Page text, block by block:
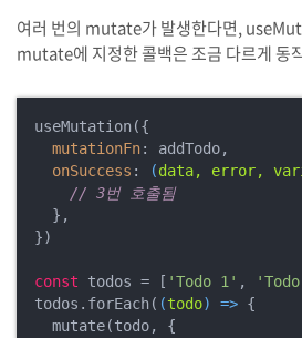
여러 번의 mutate가 발생한다면,
mutate에 지정한 콜백은 조금 다르게 동
useMutation({
mutationFn: addTodo,
onSuccess : (data, error,
// 3번 호출됨
  },
})
const todos = [ 'Todo 1' ,
todos.forEach( (todo) => {
  mutate(todo, {